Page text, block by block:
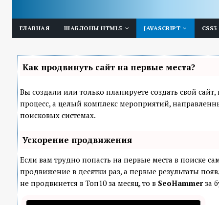
ГЛАВНАЯ ШАБЛОНЫ HTML5 JAVASCRIPT CSS3
Как продвинуть сайт на первые места?
Вы создали или только планируете создать свой
процесс, а целый комплекс мероприятий,
поисковых системах.
Ускорение продвижения
Если вам трудно попасть на первые места в поиске
продвижение в десятки раз, а первые результаты
не продвинется в Топ10 за месяц, то в SeoHammerза